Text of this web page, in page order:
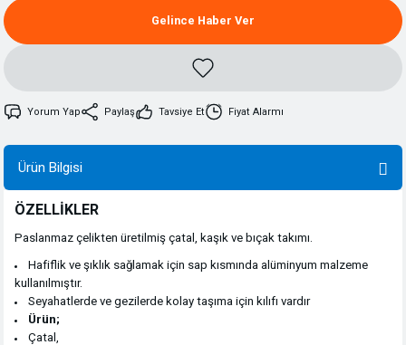
Gelince Haber Ver
Yorum Yap Paylaş Tavsiye Et Fiyat Alarmı
Ürün Bilgisi
ÖZELLİKLER
Paslanmaz çelikten üretilmiş çatal, kaşık ve bıçak takımı.
Hafiflik ve şıklık sağlamak için sap kısmında alüminyum malzeme
kullanılmıştır.
Seyahatlerde ve gezilerde kolay taşıma için kılıfı vardır
Ürün;
Çatal,